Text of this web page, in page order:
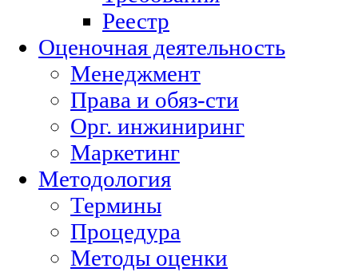
Реестр
Оценочная деятельность
Менеджмент
Права и обяз-сти
Орг. инжиниринг
Маркетинг
Методология
Термины
Процедура
Методы оценки